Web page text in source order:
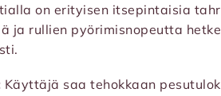
on erityisen itsepintaisia
ja rullien pyörimisnopeutta
Käyttäjä saa tehokkaan